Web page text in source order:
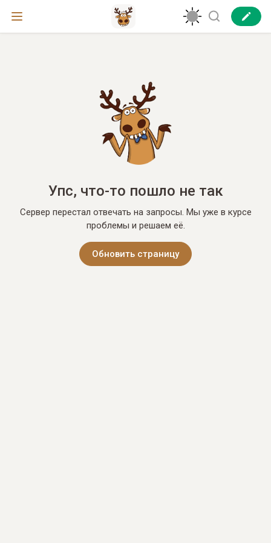
Упс, что-то пошло не так
Сервер перестал отвечать на запросы. Мы уже в курсе
проблемы и решаем её.
Обновить страницу